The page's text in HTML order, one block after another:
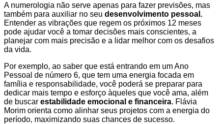
A numerologia não serve apenas para fazer previsões, mas
também para auxiliar no seu desenvolvimento pessoal.
Entender as vibrações que regem os próximos 12 meses
pode ajudar você a tomar decisões mais conscientes, a
planejar com mais precisão e a lidar melhor com os desafios
da vida.
Por exemplo, ao saber que está entrando em um Ano
Pessoal de número 6, que tem uma energia focada em
família e responsabilidade, você poderá se preparar para
dedicar mais tempo e esforço àqueles que você ama, além
de buscar estabilidade emocional e financeira. Flávia
Morim orienta como alinhar seus projetos com a energia do
período, maximizando suas chances de sucesso.